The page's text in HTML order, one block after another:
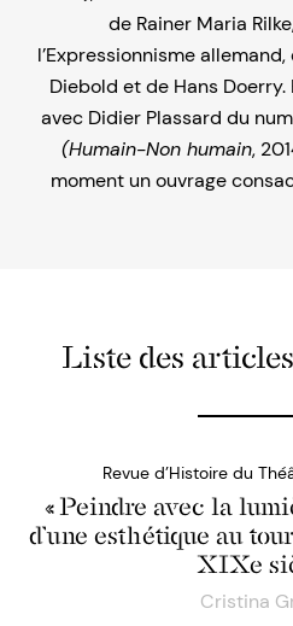
de Rainer Maria
l’Expressionnisme
Diebold et de Hans
avec Didier Plassard du
(Humain-Non humain,
moment un ouvrage
Liste des
Revue d’Histoire du
« Peindre avec la
d’une esthétique au
XIXe
Cristina